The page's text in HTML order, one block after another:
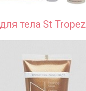
тела St Tropez